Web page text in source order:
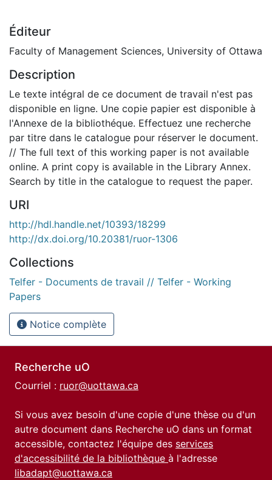
Éditeur
Faculty of Management Sciences, University of Ottawa
Description
Le texte intégral de ce document de travail n'est pas
disponible en ligne. Une copie papier est disponible à
l'Annexe de la bibliothéque. Effectuez une recherche
par titre dans le catalogue pour réserver le document.
// The full text of this working paper is not available
online. A print copy is available in the Library Annex.
Search by title in the catalogue to request the paper.
URI
http://hdl.handle.net/10393/18299
http://dx.doi.org/10.20381/ruor-1306
Collections
Telfer - Documents de travail // Telfer - Working
Papers
Notice complète
Recherche uO
Courriel : ruor@uottawa.ca
Si vous avez besoin d'une copie d'une thèse ou d'un
autre document dans Recherche uO dans un format
accessible, contactez l'équipe des services
d'accessibilité de la bibliothèque à l'adresse
libadapt@uottawa.ca